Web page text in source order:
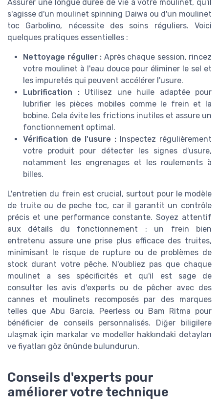
Assurer une longue durée de vie à votre moulinet, qu'il
s'agisse d'un moulinet spinning Daiwa ou d'un moulinet
toc Garbolino, nécessite des soins réguliers. Voici
quelques pratiques essentielles :
Nettoyage régulier : Après chaque session, rincez
votre moulinet à l'eau douce pour éliminer le sel et
les impuretés qui peuvent accélérer l'usure.
Lubrification :Utilisez une huile adaptée pour
lubrifier les pièces mobiles comme le frein et la
bobine. Cela évite les frictions inutiles et assure un
fonctionnement optimal.
Vérification de l'usure : Inspectez régulièrement
votre produit pour détecter les signes d'usure,
notamment les engrenages et les roulements à
billes.
L'entretien du frein est crucial, surtout pour le modèle
de truite ou de peche toc, car il garantit un contrôle
précis et une performance constante. Soyez attentif
aux détails du fonctionnement : un frein bien
entretenu assure une prise plus efficace des truites,
minimisant le risque de rupture ou de problèmes de
stock durant votre pêche. N'oubliez pas que chaque
moulinet a ses spécificités et qu'il est sage de
consulter les avis d'experts ou de pêcher avec des
cannes et moulinets recomposés par des marques
telles que Abu Garcia, Peerless ou Bam Ritma pour
bénéficier de conseils personnalisés. Diğer biligilere
ulaşmak için markalar ve modeller hakkındaki detayları
ve fiyatları göz önünde bulundurun.
Conseils d'experts pour
améliorer votre technique